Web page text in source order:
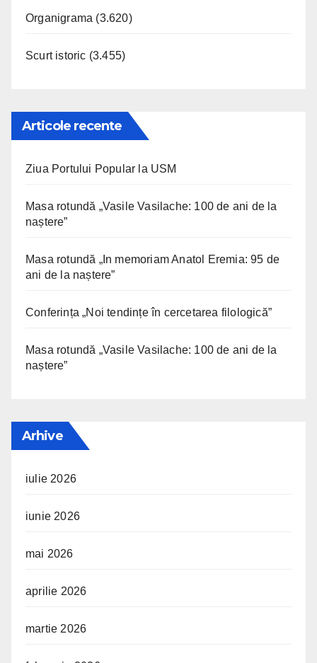
Organigrama (3.620)
Scurt istoric (3.455)
Articole recente
Ziua Portului Popular la USM
Masa rotundă „Vasile Vasilache: 100 de ani de la
naștere”
Masa rotundă „In memoriam Anatol Eremia: 95 de
ani de la naștere”
Conferința „Noi tendințe în cercetarea filologică”
Masa rotundă „Vasile Vasilache: 100 de ani de la
naștere”
Arhive
iulie 2026
iunie 2026
mai 2026
aprilie 2026
martie 2026